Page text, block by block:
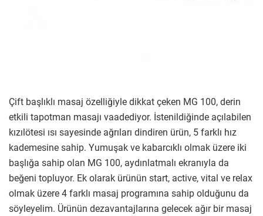
Çift başlıklı masaj özelliğiyle dikkat çeken MG 100, derin
etkili tapotman masajı vaadediyor. İstenildiğinde açılabilen
kızılötesi ısı sayesinde ağrıları dindiren ürün, 5 farklı hız
kademesine sahip. Yumuşak ve kabarcıklı olmak üzere iki
başlığa sahip olan MG 100, aydınlatmalı ekranıyla da
beğeni topluyor. Ek olarak ürünün start, active, vital ve relax
olmak üzere 4 farklı masaj programına sahip olduğunu da
söyleyelim. Ürünün dezavantajlarına gelecek ağır bir masaj